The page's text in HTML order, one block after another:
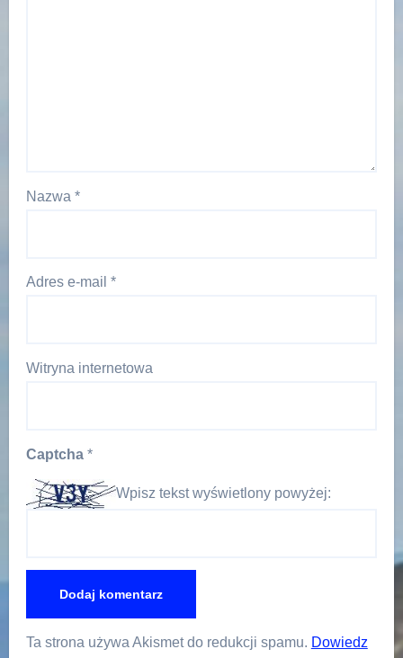
Nazwa *
Adres e-mail *
Witryna internetowa
Captcha *
Wpisz tekst wyświetlony powyżej:
Ta strona używa Akismet do redukcji spamu. Dowiedz